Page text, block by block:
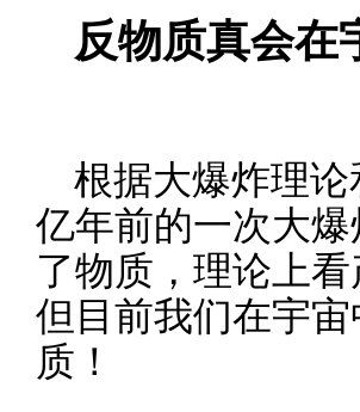
反物质真会在
根据大爆炸理
亿年前的一次大
了物质，理论上
但目前我们在宇
质！